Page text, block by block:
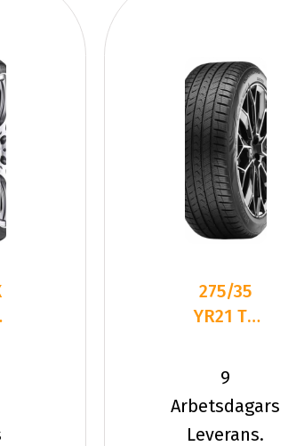
275/35
YR21 TL
QUATRAC
PRO+ XL
9
Arbetsdagars
Leverans.